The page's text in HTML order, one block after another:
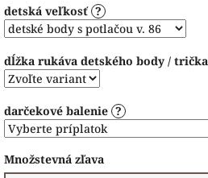
detská veľkosť ?
dĺžka rukáva detského body / trička
darčekové balenie ?
Množstevná zľava